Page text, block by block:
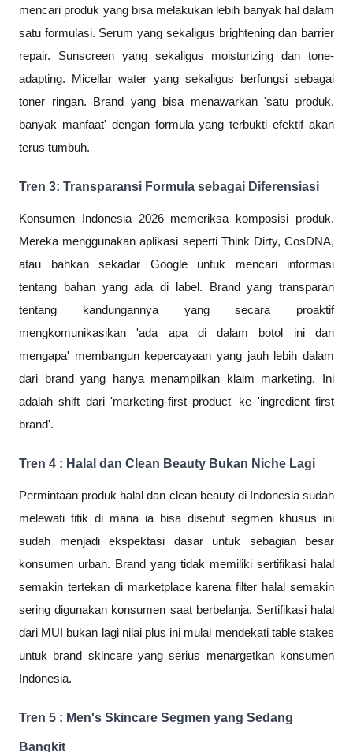
mencari produk yang bisa melakukan lebih banyak hal dalam
satu formulasi. Serum yang sekaligus brightening dan barrier
repair. Sunscreen yang sekaligus moisturizing dan tone-
adapting. Micellar water yang sekaligus berfungsi sebagai
toner ringan. Brand yang bisa menawarkan 'satu produk,
banyak manfaat' dengan formula yang terbukti efektif akan
terus tumbuh.
Tren 3: Transparansi Formula sebagai Diferensiasi
Konsumen Indonesia 2026 memeriksa komposisi produk.
Mereka menggunakan aplikasi seperti Think Dirty, CosDNA,
atau bahkan sekadar Google untuk mencari informasi
tentang bahan yang ada di label. Brand yang transparan
tentang kandungannya yang secara proaktif
mengkomunikasikan 'ada apa di dalam botol ini dan
mengapa' membangun kepercayaan yang jauh lebih dalam
dari brand yang hanya menampilkan klaim marketing. Ini
adalah shift dari 'marketing-first product' ke 'ingredient first
brand'.
Tren 4 : Halal dan Clean Beauty Bukan Niche Lagi
Permintaan produk halal dan clean beauty di Indonesia sudah
melewati titik di mana ia bisa disebut segmen khusus ini
sudah menjadi ekspektasi dasar untuk sebagian besar
konsumen urban. Brand yang tidak memiliki sertifikasi halal
semakin tertekan di marketplace karena filter halal semakin
sering digunakan konsumen saat berbelanja. Sertifikasi halal
dari MUI bukan lagi nilai plus ini mulai mendekati table stakes
untuk brand skincare yang serius menargetkan konsumen
Indonesia.
Tren 5 : Men's Skincare Segmen yang Sedang
Bangkit